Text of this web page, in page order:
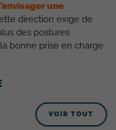
une
direction exige de
des postures
bonne prise en charge
VOIR TOUT